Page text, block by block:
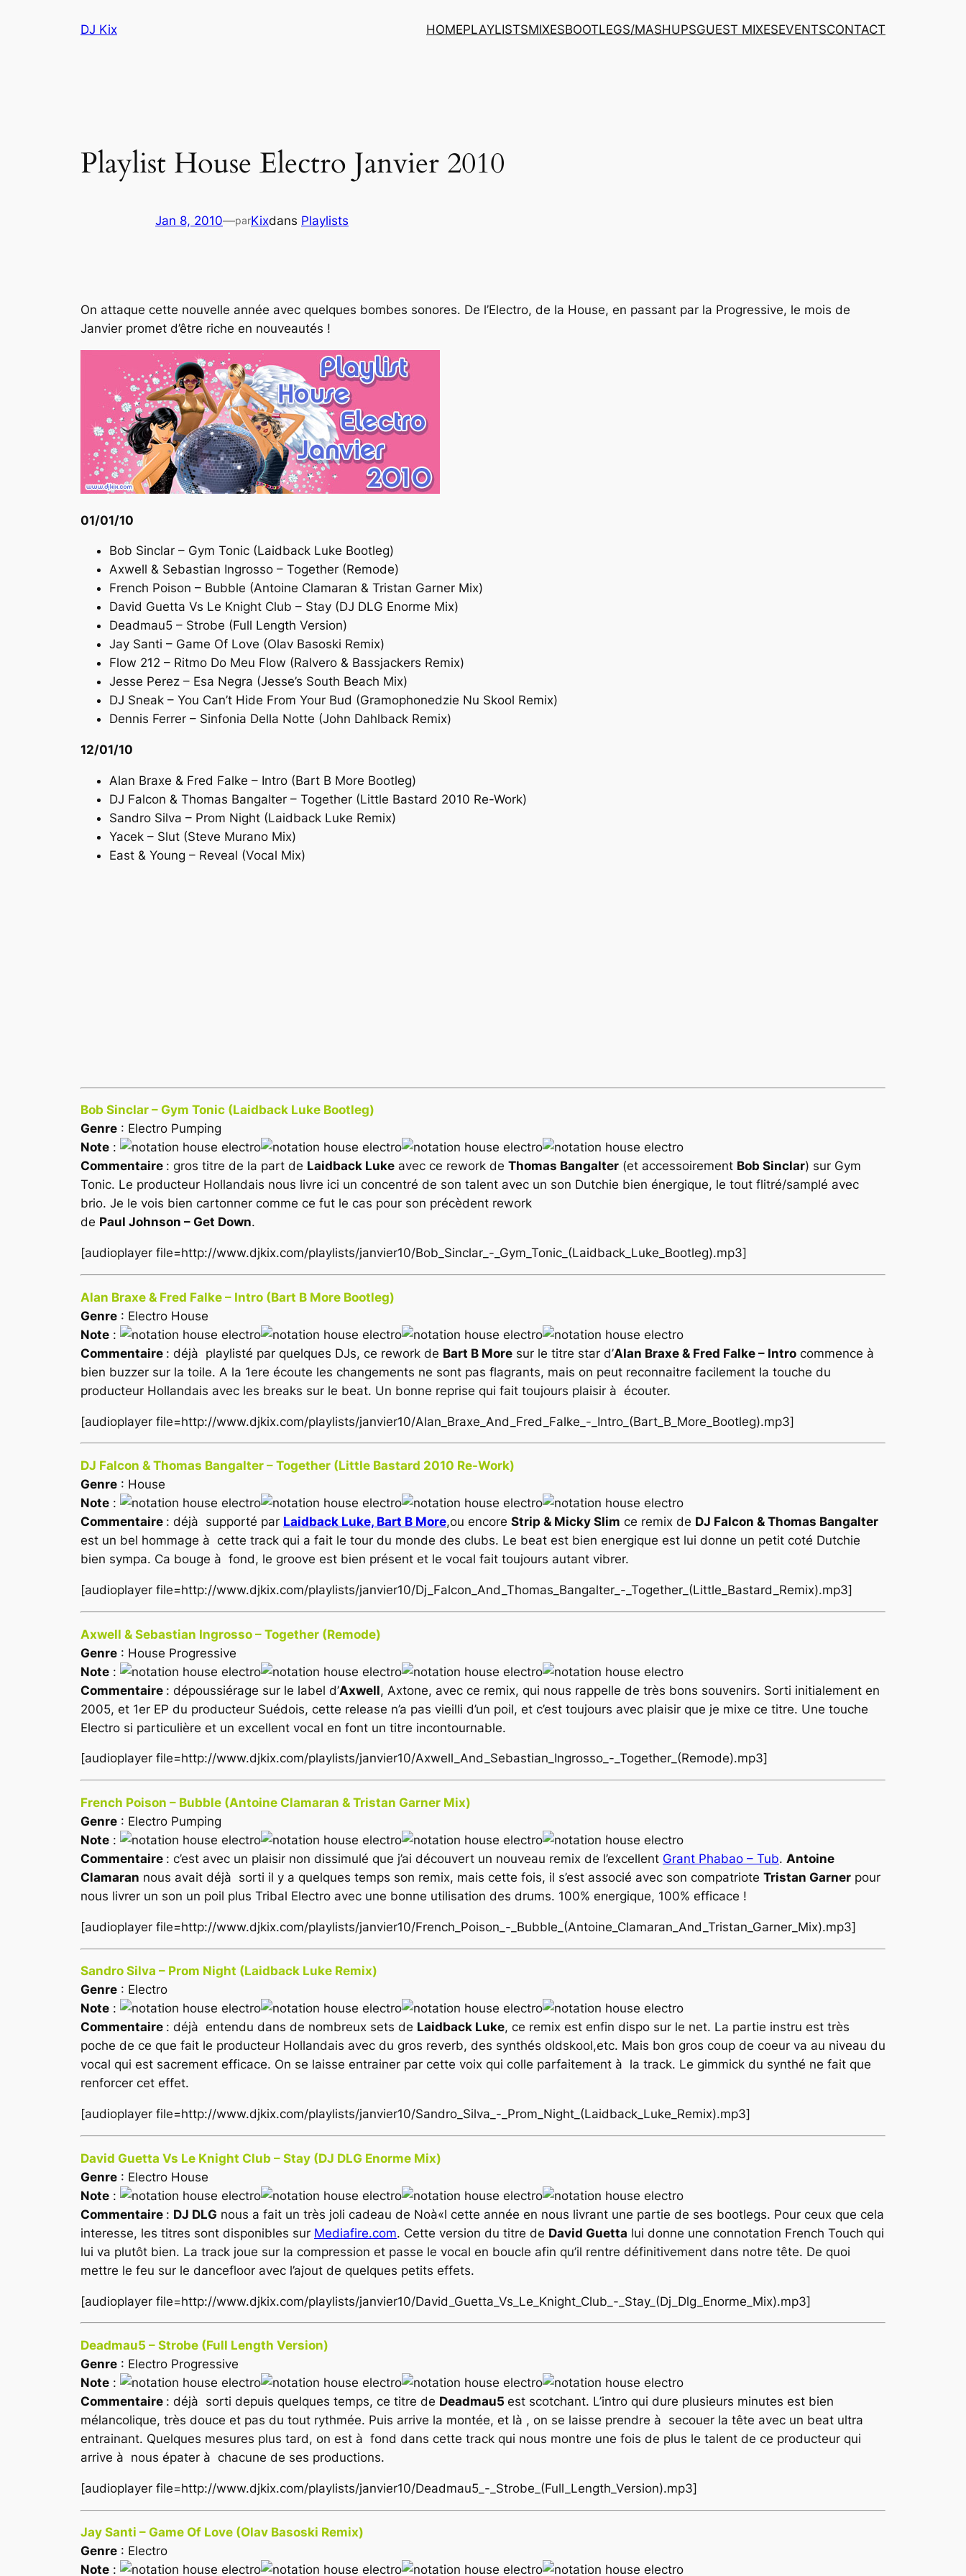
DJ Kix HOMEPLAYLISTSMIXESBOOTLEGS/MASHUPSGUEST MIXESEVENTSCONTACT
Playlist House Electro Janvier 2010
Jan 8, 2010—parKixdans Playlists
On attaque cette nouvelle année avec quelques bombes sonores. De l’Electro, de la House, en passant par la Progressive, le mois de
Janvier promet d’être riche en nouveautés !
01/01/10
Bob Sinclar – Gym Tonic (Laidback Luke Bootleg)
Axwell & Sebastian Ingrosso – Together (Remode)
French Poison – Bubble (Antoine Clamaran & Tristan Garner Mix)
David Guetta Vs Le Knight Club – Stay (DJ DLG Enorme Mix)
Deadmau5 – Strobe (Full Length Version)
Jay Santi – Game Of Love (Olav Basoski Remix)
Flow 212 – Ritmo Do Meu Flow (Ralvero & Bassjackers Remix)
Jesse Perez – Esa Negra (Jesse’s South Beach Mix)
DJ Sneak – You Can’t Hide From Your Bud (Gramophonedzie Nu Skool Remix)
Dennis Ferrer – Sinfonia Della Notte (John Dahlback Remix)
12/01/10
Alan Braxe & Fred Falke – Intro (Bart B More Bootleg)
DJ Falcon & Thomas Bangalter – Together (Little Bastard 2010 Re-Work)
Sandro Silva – Prom Night (Laidback Luke Remix)
Yacek – Slut (Steve Murano Mix)
East & Young – Reveal (Vocal Mix)
Bob Sinclar – Gym Tonic (Laidback Luke Bootleg)
Genre : Electro Pumping
Note :
Commentaire : gros titre de la part de Laidback Luke avec ce rework de Thomas Bangalter (et accessoirement Bob Sinclar) sur Gym
Tonic. Le producteur Hollandais nous livre ici un concentré de son talent avec un son Dutchie bien énergique, le tout flitré/samplé avec
brio. Je le vois bien cartonner comme ce fut le cas pour son précèdent rework
de Paul Johnson – Get Down.
[audioplayer file=http://www.djkix.com/playlists/janvier10/Bob_Sinclar_-_Gym_Tonic_(Laidback_Luke_Bootleg).mp3]
Alan Braxe & Fred Falke – Intro (Bart B More Bootleg)
Genre : Electro House
Note :
Commentaire : déjà playlisté par quelques DJs, ce rework de Bart B More sur le titre star d’Alan Braxe & Fred Falke – Intro commence à
bien buzzer sur la toile. A la 1ere écoute les changements ne sont pas flagrants, mais on peut reconnaitre facilement la touche du
producteur Hollandais avec les breaks sur le beat. Un bonne reprise qui fait toujours plaisir à écouter.
[audioplayer file=http://www.djkix.com/playlists/janvier10/Alan_Braxe_And_Fred_Falke_-_Intro_(Bart_B_More_Bootleg).mp3]
DJ Falcon & Thomas Bangalter – Together (Little Bastard 2010 Re-Work)
Genre : House
Note :
Commentaire : déjà supporté par Laidback Luke, Bart B More,ou encore Strip & Micky Slim ce remix de DJ Falcon & Thomas Bangalter
est un bel hommage à cette track qui a fait le tour du monde des clubs. Le beat est bien energique est lui donne un petit coté Dutchie
bien sympa. Ca bouge à fond, le groove est bien présent et le vocal fait toujours autant vibrer.
[audioplayer file=http://www.djkix.com/playlists/janvier10/Dj_Falcon_And_Thomas_Bangalter_-_Together_(Little_Bastard_Remix).mp3]
Axwell & Sebastian Ingrosso – Together (Remode)
Genre : House Progressive
Note :
Commentaire : dépoussiérage sur le label d’Axwell, Axtone, avec ce remix, qui nous rappelle de très bons souvenirs. Sorti initialement en
2005, et 1er EP du producteur Suédois, cette release n’a pas vieilli d’un poil, et c’est toujours avec plaisir que je mixe ce titre. Une touche
Electro si particulière et un excellent vocal en font un titre incontournable.
[audioplayer file=http://www.djkix.com/playlists/janvier10/Axwell_And_Sebastian_Ingrosso_-_Together_(Remode).mp3]
French Poison – Bubble (Antoine Clamaran & Tristan Garner Mix)
Genre : Electro Pumping
Note :
Commentaire : c’est avec un plaisir non dissimulé que j’ai découvert un nouveau remix de l’excellent Grant Phabao – Tub. Antoine
Clamaran nous avait déjà sorti il y a quelques temps son remix, mais cette fois, il s’est associé avec son compatriote Tristan Garner pour
nous livrer un son un poil plus Tribal Electro avec une bonne utilisation des drums. 100% energique, 100% efficace !
[audioplayer file=http://www.djkix.com/playlists/janvier10/French_Poison_-_Bubble_(Antoine_Clamaran_And_Tristan_Garner_Mix).mp3]
Sandro Silva – Prom Night (Laidback Luke Remix)
Genre : Electro
Note :
Commentaire : déjà entendu dans de nombreux sets de Laidback Luke, ce remix est enfin dispo sur le net. La partie instru est très
poche de ce que fait le producteur Hollandais avec du gros reverb, des synthés oldskool,etc. Mais bon gros coup de coeur va au niveau du
vocal qui est sacrement efficace. On se laisse entrainer par cette voix qui colle parfaitement à la track. Le gimmick du synthé ne fait que
renforcer cet effet.
[audioplayer file=http://www.djkix.com/playlists/janvier10/Sandro_Silva_-_Prom_Night_(Laidback_Luke_Remix).mp3]
David Guetta Vs Le Knight Club – Stay (DJ DLG Enorme Mix)
Genre : Electro House
Note :
Commentaire : DJ DLG nous a fait un très joli cadeau de Noà«l cette année en nous livrant une partie de ses bootlegs. Pour ceux que cela
interesse, les titres sont disponibles sur Mediafire.com. Cette version du titre de David Guetta lui donne une connotation French Touch qui
lui va plutôt bien. La track joue sur la compression et passe le vocal en boucle afin qu’il rentre définitivement dans notre tête. De quoi
mettre le feu sur le dancefloor avec l’ajout de quelques petits effets.
[audioplayer file=http://www.djkix.com/playlists/janvier10/David_Guetta_Vs_Le_Knight_Club_-_Stay_(Dj_Dlg_Enorme_Mix).mp3]
Deadmau5 – Strobe (Full Length Version)
Genre : Electro Progressive
Note :
Commentaire : déjà sorti depuis quelques temps, ce titre de Deadmau5 est scotchant. L’intro qui dure plusieurs minutes est bien
mélancolique, très douce et pas du tout rythmée. Puis arrive la montée, et là , on se laisse prendre à secouer la tête avec un beat ultra
entrainant. Quelques mesures plus tard, on est à fond dans cette track qui nous montre une fois de plus le talent de ce producteur qui
arrive à nous épater à chacune de ses productions.
[audioplayer file=http://www.djkix.com/playlists/janvier10/Deadmau5_-_Strobe_(Full_Length_Version).mp3]
Jay Santi – Game Of Love (Olav Basoski Remix)
Genre : Electro
Note :